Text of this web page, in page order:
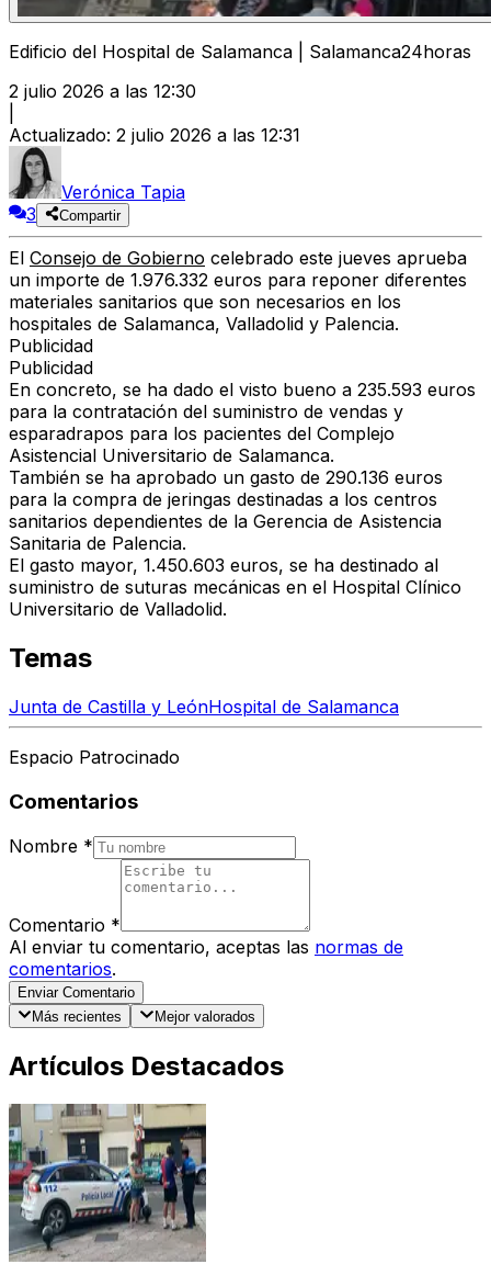
Edificio del Hospital de Salamanca | Salamanca24horas
2 julio 2026 a las 12:30
Actualizado: 2 julio 2026 a las 12:31
Verónica Tapia
3
Compartir
El Consejo de Gobierno celebrado este jueves aprueba
un importe de 1.976.332 euros para reponer diferentes
materiales sanitarios que son necesarios en los
hospitales de Salamanca, Valladolid y Palencia.
Publicidad
Publicidad
En concreto, se ha dado el visto bueno a 235.593 euros
para la contratación del suministro de vendas y
esparadrapos para los pacientes del Complejo
Asistencial Universitario de Salamanca.
También se ha aprobado un gasto de 290.136 euros
para la compra de jeringas destinadas a los centros
sanitarios dependientes de la Gerencia de Asistencia
Sanitaria de Palencia.
El gasto mayor, 1.450.603 euros, se ha destinado al
suministro de suturas mecánicas en el Hospital Clínico
Universitario de Valladolid.
Temas
Junta de Castilla y LeónHospital de Salamanca
Espacio Patrocinado
Comentarios
Nombre *
Comentario *
Al enviar tu comentario, aceptas las normas de
comentarios.
Enviar Comentario
Más recientes
Mejor valorados
Artículos Destacados